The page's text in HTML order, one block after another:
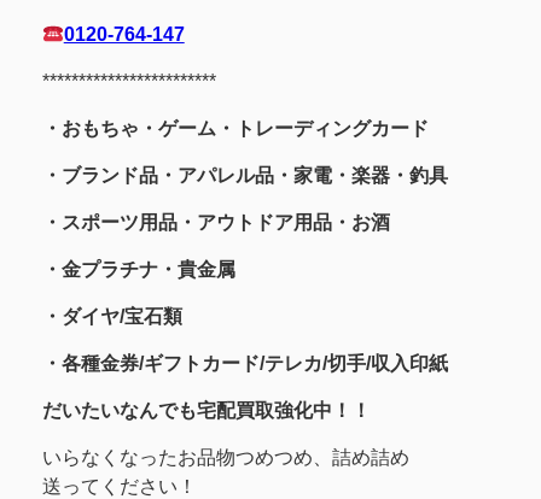
0120-764-147
************************
・おもちゃ・ゲーム・トレーディングカード
・ブランド品・アパレル品・家電・楽器・釣具
・スポーツ用品・アウトドア用品・お酒
・金プラチナ・貴金属
・ ダイヤ/宝石類
・各種金券/ギフトカード/テレカ/切手/収入印紙
だいたいなんでも宅配買取強化中！！
いらなくなったお品物つめつめ、詰め詰め
送ってください！